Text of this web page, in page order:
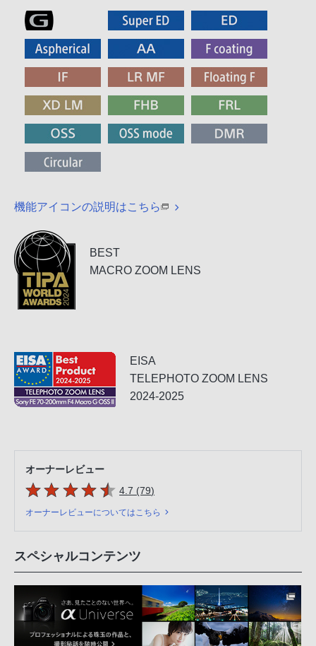
機能アイコンの説明はこちら
BEST
MACRO ZOOM LENS
EISA
TELEPHOTO ZOOM LENS
2024-2025
オーナーレビュー
5つの星のうち
4.7 (79件のレビュー
)
オーナーレビューについてはこちら
スペシャルコンテンツ